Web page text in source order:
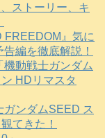
ストーリー、キ
FREEDOM』気に
編を徹底解説！
動戦士ガンダム
HDリマスタ
ンダムSEED ス
てきた！